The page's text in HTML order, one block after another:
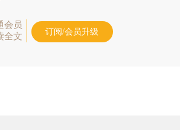
会员
全文
订阅/会员升级